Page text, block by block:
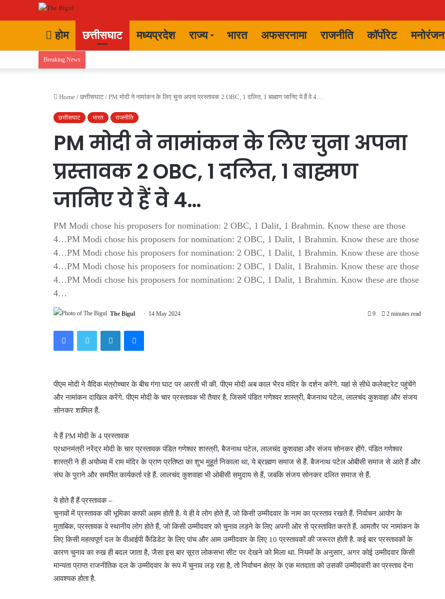
होम छत्तीसघाट मध्यप्रदेश राज्य भारत अफसरनामा राजनीति कॉर्पोरेट मनोरंजन
Breaking News
Home / छत्तीसघाट / PM मोदी ने नामांकन के लिए चुना अपना प्रस्तावक 2 OBC, 1 दलित, 1 बाह्मण जानिए ये हैं वे 4…
छत्तीसघाट भारत राजनीति
PM मोदी ने नामांकन के लिए चुना अपना
प्रस्तावक 2 OBC, 1 दलित, 1 बाह्मण
जानिए ये हैं वे 4…
PM Modi chose his proposers for nomination: 2 OBC, 1 Dalit, 1 Brahmin. Know these are those
4…PM Modi chose his proposers for nomination: 2 OBC, 1 Dalit, 1 Brahmin. Know these are those
4…PM Modi chose his proposers for nomination: 2 OBC, 1 Dalit, 1 Brahmin. Know these are those
4…PM Modi chose his proposers for nomination: 2 OBC, 1 Dalit, 1 Brahmin. Know these are those
4…PM Modi chose his proposers for nomination: 2 OBC, 1 Dalit, 1 Brahmin. Know these are those
4…
The Bigul 14 May 2024 9 2 minutes read
FacebookTwitter LinkedInMessenger
पीएम मोदी ने वैदिक मंत्रोच्चार के बीच गंगा घाट पर आरती भी की. पीएम मोदी अब काल भैरव मंदिर के दर्शन करेंगे. यहां से सीधे कलेक्ट्रेट पहुंचेंगे
और नामांकन दाखिल करेंगे. पीएम मोदी के चार प्रस्तावक भी तैयार है, जिसमें पंडित गणेश्वर शास्त्री, बैजनाथ पटेल, लालचंद कुशवाहा और संजय
सोनकर शामिल हैं.
ये हैं PM मोदी के 4 प्रस्तावक
प्रधानमंत्री नरेंद्र मोदी के चार प्रस्तावक पंडित गणेश्वर शास्त्री, बैजनाथ पटेल, लालचंद कुशवाहा और संजय सोनकर होंगे. पंडित गणेश्वर
शास्त्री ने ही अयोध्या में राम मंदिर के प्राण प्रतिष्ठा का शुभ मुहूर्त निकाला था, ये ब्राह्मण समाज से हैं. बैजनाथ पटेल ओबीसी समाज से आते हैं और
संघ के पुराने और समर्पित कार्यकर्ता रहे हैं. लालचंद कुशवाहा भी ओबीसी समुदाय से हैं, जबकि संजय सोनकर दलित समाज से हैं.
ये होते हैं हैं प्रस्‍तावक –
चुनावों में प्रस्‍तावक की भूमिका काफी अहम होती है. ये ही वे लोग होते हैं, जो किसी उम्‍मीदवार के नाम का प्रस्‍ताव रखते हैं. निर्वाचन आयोग के
मुताबिक, प्रस्‍तावक वे स्‍थानीय लोग होते हैं, जो किसी उम्‍मीदवार को चुनाव लड़ने के लिए अपनी ओर से प्रस्‍तावित करते हैं. आमतौर पर नामांकन के
लिए किसी महत्‍वपूर्ण दल के वीआईपी कैंडिडेट के लिए पांच और आम उम्‍मीदवार के लिए 10 प्रस्तावकों की जरूरत होती है. कई बार प्रस्‍तावकों के
कारण चुनाव का रुख ही बदल जाता है, जैसा इस बार सूरत लोकसभा सीट पर देखने को मिला था. नियमों के अनुसार, अगर कोई उम्मीदवार किसी
मान्यता प्राप्त राजनीतिक दल के उम्मीदवार के रूप में चुनाव लड़ रहा है, तो निर्वाचन क्षेत्र के एक मतदाता को उसकी उम्मीदवारी का प्रस्ताव देना
आवश्यक होता है.